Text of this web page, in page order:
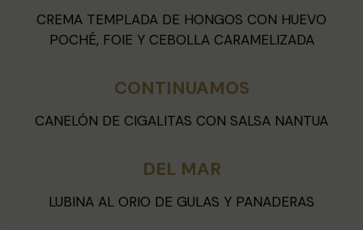
CREMA TEMPLADA DE HONGOS CON HUEVO
POCHÉ, FOIE Y CEBOLLA CARAMELIZADA
CONTINUAMOS
CANELÓN DE CIGALITAS CON SALSA NANTUA
DEL MAR
LUBINA AL ORIO DE GULAS Y PANADERAS